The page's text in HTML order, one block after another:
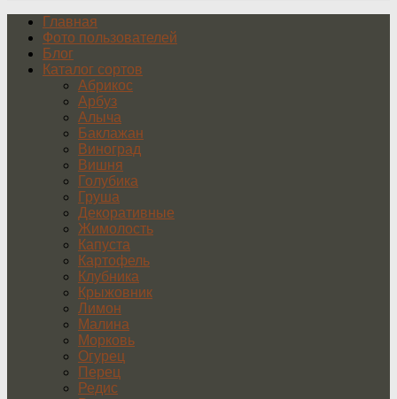
Главная
Фото пользователей
Блог
Каталог сортов
Абрикос
Арбуз
Алыча
Баклажан
Виноград
Вишня
Голубика
Груша
Декоративные
Жимолость
Капуста
Картофель
Клубника
Крыжовник
Лимон
Малина
Морковь
Огурец
Перец
Редис